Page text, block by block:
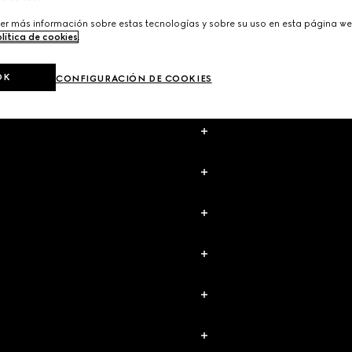
más información sobre estas tecnologías y sobre su uso en esta página
de cookies.
CONFIGURACIÓN DE COOKIES